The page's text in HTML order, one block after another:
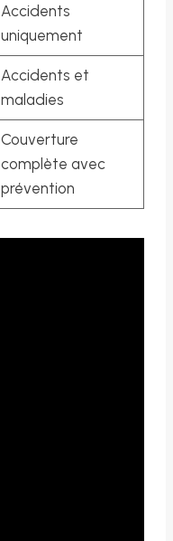
Accidents
uniquement
Accidents et
maladies
Couverture
complète avec
prévention